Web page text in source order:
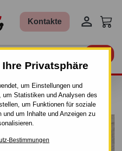
Privatsphäre
um Einstellungen und
um Statistiken und Analysen des
um Funktionen für soziale
und um Inhalte und Anzeigen zu
Bestimmungen
Kontakte 
FÜR KIA VENGA -